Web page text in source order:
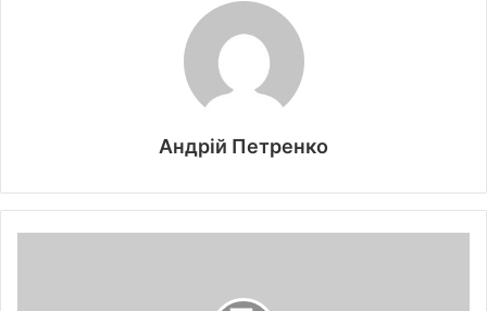
Андрій Петренко